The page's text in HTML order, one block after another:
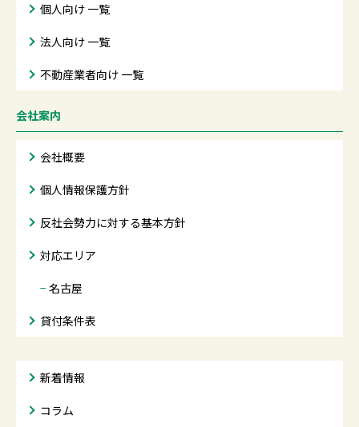
個人向け 一覧
法人向け 一覧
不動産業者向け 一覧
会社案内
会社概要
個人情報保護方針
反社会勢力に対する基本方針
対応エリア
− 名古屋
貸付条件表
新着情報
コラム